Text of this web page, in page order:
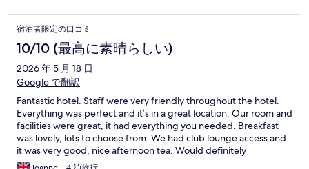
宿泊者限定の口コミ
10/10 (最高に素晴らしい)
2026 年 5 月 18 日
Google で翻訳
Fantastic hotel. Staff were very friendly throughout the hotel.
Everything was perfect and it’s in a great location. Our room and
facilities were great, it had everything you needed. Breakfast
was lovely, lots to choose from. We had club lounge access and
it was very good, nice afternoon tea. Would definitely
recommend this hotel and we will book it again when we return